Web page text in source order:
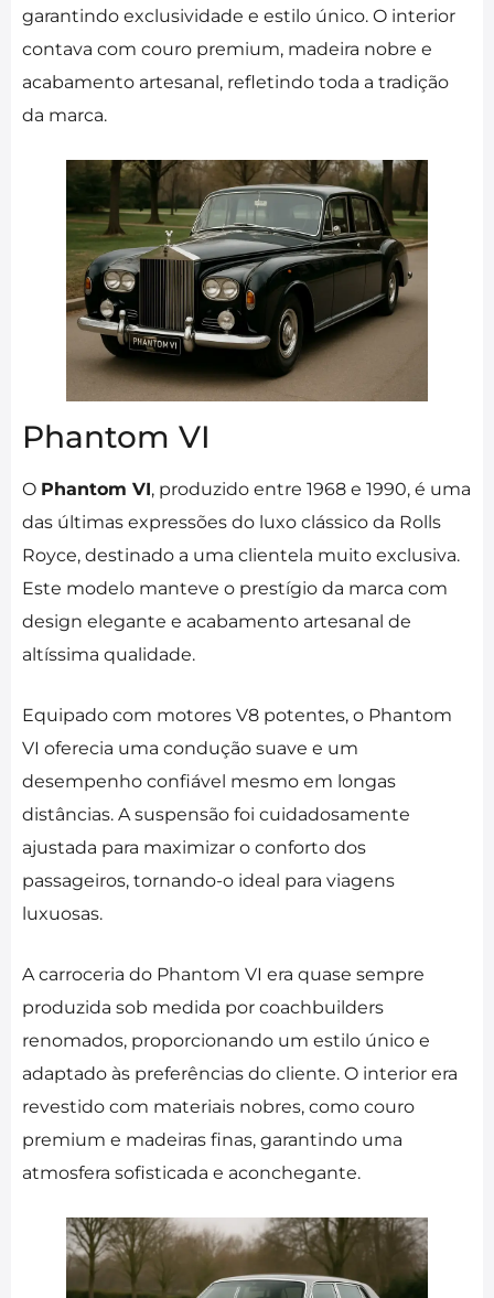
garantindo exclusividade e estilo único. O interior
contava com couro premium, madeira nobre e
acabamento artesanal, refletindo toda a tradição
da marca.
Phantom VI
O Phantom VI, produzido entre 1968 e 1990, é uma
das últimas expressões do luxo clássico da Rolls
Royce, destinado a uma clientela muito exclusiva.
Este modelo manteve o prestígio da marca com
design elegante e acabamento artesanal de
altíssima qualidade.
Equipado com motores V8 potentes, o Phantom
VI oferecia uma condução suave e um
desempenho confiável mesmo em longas
distâncias. A suspensão foi cuidadosamente
ajustada para maximizar o conforto dos
passageiros, tornando-o ideal para viagens
luxuosas.
A carroceria do Phantom VI era quase sempre
produzida sob medida por coachbuilders
renomados, proporcionando um estilo único e
adaptado às preferências do cliente. O interior era
revestido com materiais nobres, como couro
premium e madeiras finas, garantindo uma
atmosfera sofisticada e aconchegante.